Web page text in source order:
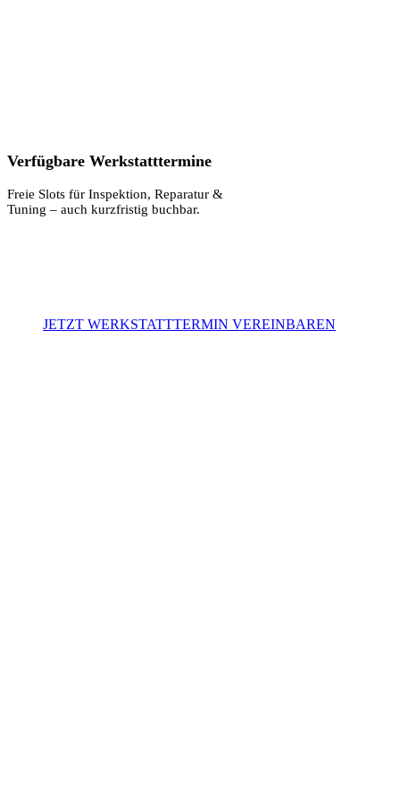
Verfügbare Werkstatttermine
Freie Slots für Inspektion, Reparatur &
Tuning – auch kurzfristig buchbar.
JETZT WERKSTATTTERMIN VEREINBAREN